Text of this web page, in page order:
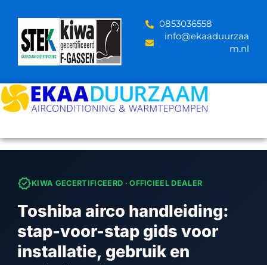
content
‪0853036558
info@ekaaduurzaa
m.nl
verifiedKIWA GECERTIFICEERD · OFFICIEEL DEALER
Toshiba airco handleiding:
stap-voor-stap gids voor
installatie, gebruik en